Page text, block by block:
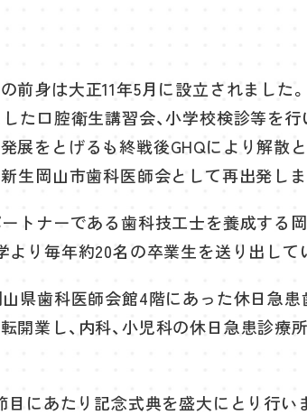
前身は大正11年5月に設立されまし
した口腔衛生講習会、小学校検診等を
展をとげるも終戦後GHQにより解散
生岡山市歯科医師会として再出発しま
トナーである歯科技工士を養成する
より毎年約20名の卒業生を送り出して
県歯科医師会館4階にあった休日急
開業し、内科、小児科の休日急患診
にあたり記念式典を盛大にとり行い